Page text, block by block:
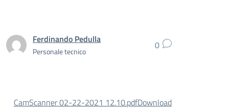
Ferdinando Pedulla
Personale tecnico 0
CamScanner 02-22-2021 12.10.pdfDownload